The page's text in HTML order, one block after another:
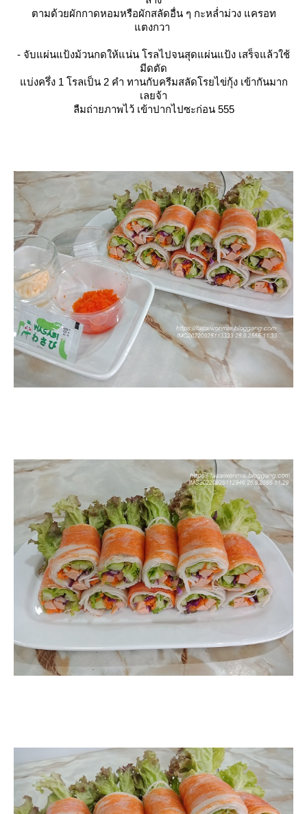
ตามด้วยผักกาดหอมหรือผักสลัดอื่น ๆ กะหล่ำม่วง แครอท
ตงกวา
- จับแผ่นแป้งม้วนกดให้แน่น โรลไปจนสุดแผ่นแป้ง เสร็จแล้วใช้
มีดตัด
บ่งครึ่ง 1 โรลเป็น 2 คำ ทานกับครีมสลัดโรยไข่กุ้ง เข้ากันมาก
เลยจ้า
ลืมถ่ายภาพไว้ เข้าปากไปซะก่อน 555